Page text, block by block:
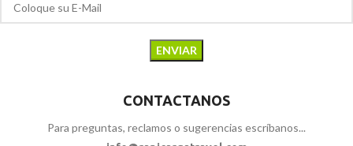
CONTACTANOS
Para preguntas, reclamos o sugerencias escríbanos...